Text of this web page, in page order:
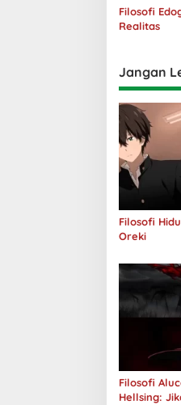
Filosofi
Realitas
Jangan
Filosofi
Oreki
Filosofi
Hellsing: